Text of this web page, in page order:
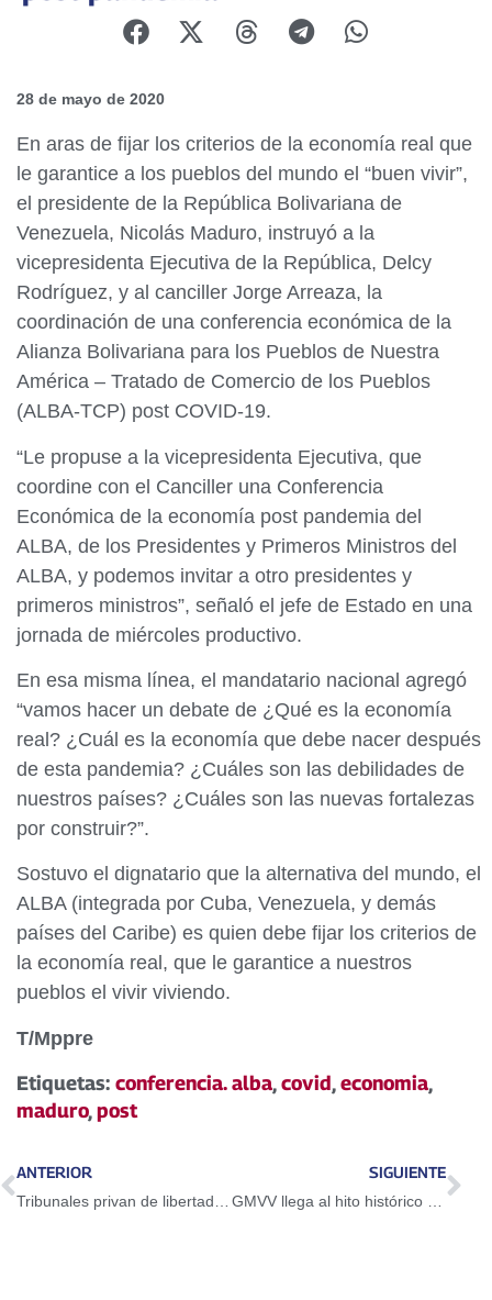
28 de mayo de 2020
En aras de fijar los criterios de la economía real que
le garantice a los pueblos del mundo el “buen vivir”,
el presidente de la República Bolivariana de
Venezuela, Nicolás Maduro, instruyó a la
vicepresidenta Ejecutiva de la República, Delcy
Rodríguez, y al canciller Jorge Arreaza, la
coordinación de una conferencia económica de la
Alianza Bolivariana para los Pueblos de Nuestra
América – Tratado de Comercio de los Pueblos
(ALBA-TCP) post COVID-19.
“Le propuse a la vicepresidenta Ejecutiva, que
coordine con el Canciller una Conferencia
Económica de la economía post pandemia del
ALBA, de los Presidentes y Primeros Ministros del
ALBA, y podemos invitar a otro presidentes y
primeros ministros”, señaló el jefe de Estado en una
jornada de miércoles productivo.
En esa misma línea, el mandatario nacional agregó
“vamos hacer un debate de ¿Qué es la economía
real? ¿Cuál es la economía que debe nacer después
de esta pandemia? ¿Cuáles son las debilidades de
nuestros países? ¿Cuáles son las nuevas fortalezas
por construir?”.
Sostuvo el dignatario que la alternativa del mundo, el
ALBA (integrada por Cuba, Venezuela, y demás
países del Caribe) es quien debe fijar los criterios de
la economía real, que le garantice a nuestros
pueblos el vivir viviendo.
T/Mppre
Etiquetas: conferencia. alba,covid,economia,
maduro,post
ANTERIOR
Tribunales privan de libertad a ocho personas por su participación en incursión terrorista
SIGUIENTE
GMVV llega al hito histórico de 3 millones 100 mil hogares construidos